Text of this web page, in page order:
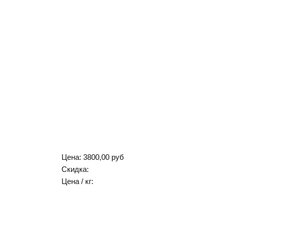
Цена: 3800,00 руб
Скидка:
Цена / кг: